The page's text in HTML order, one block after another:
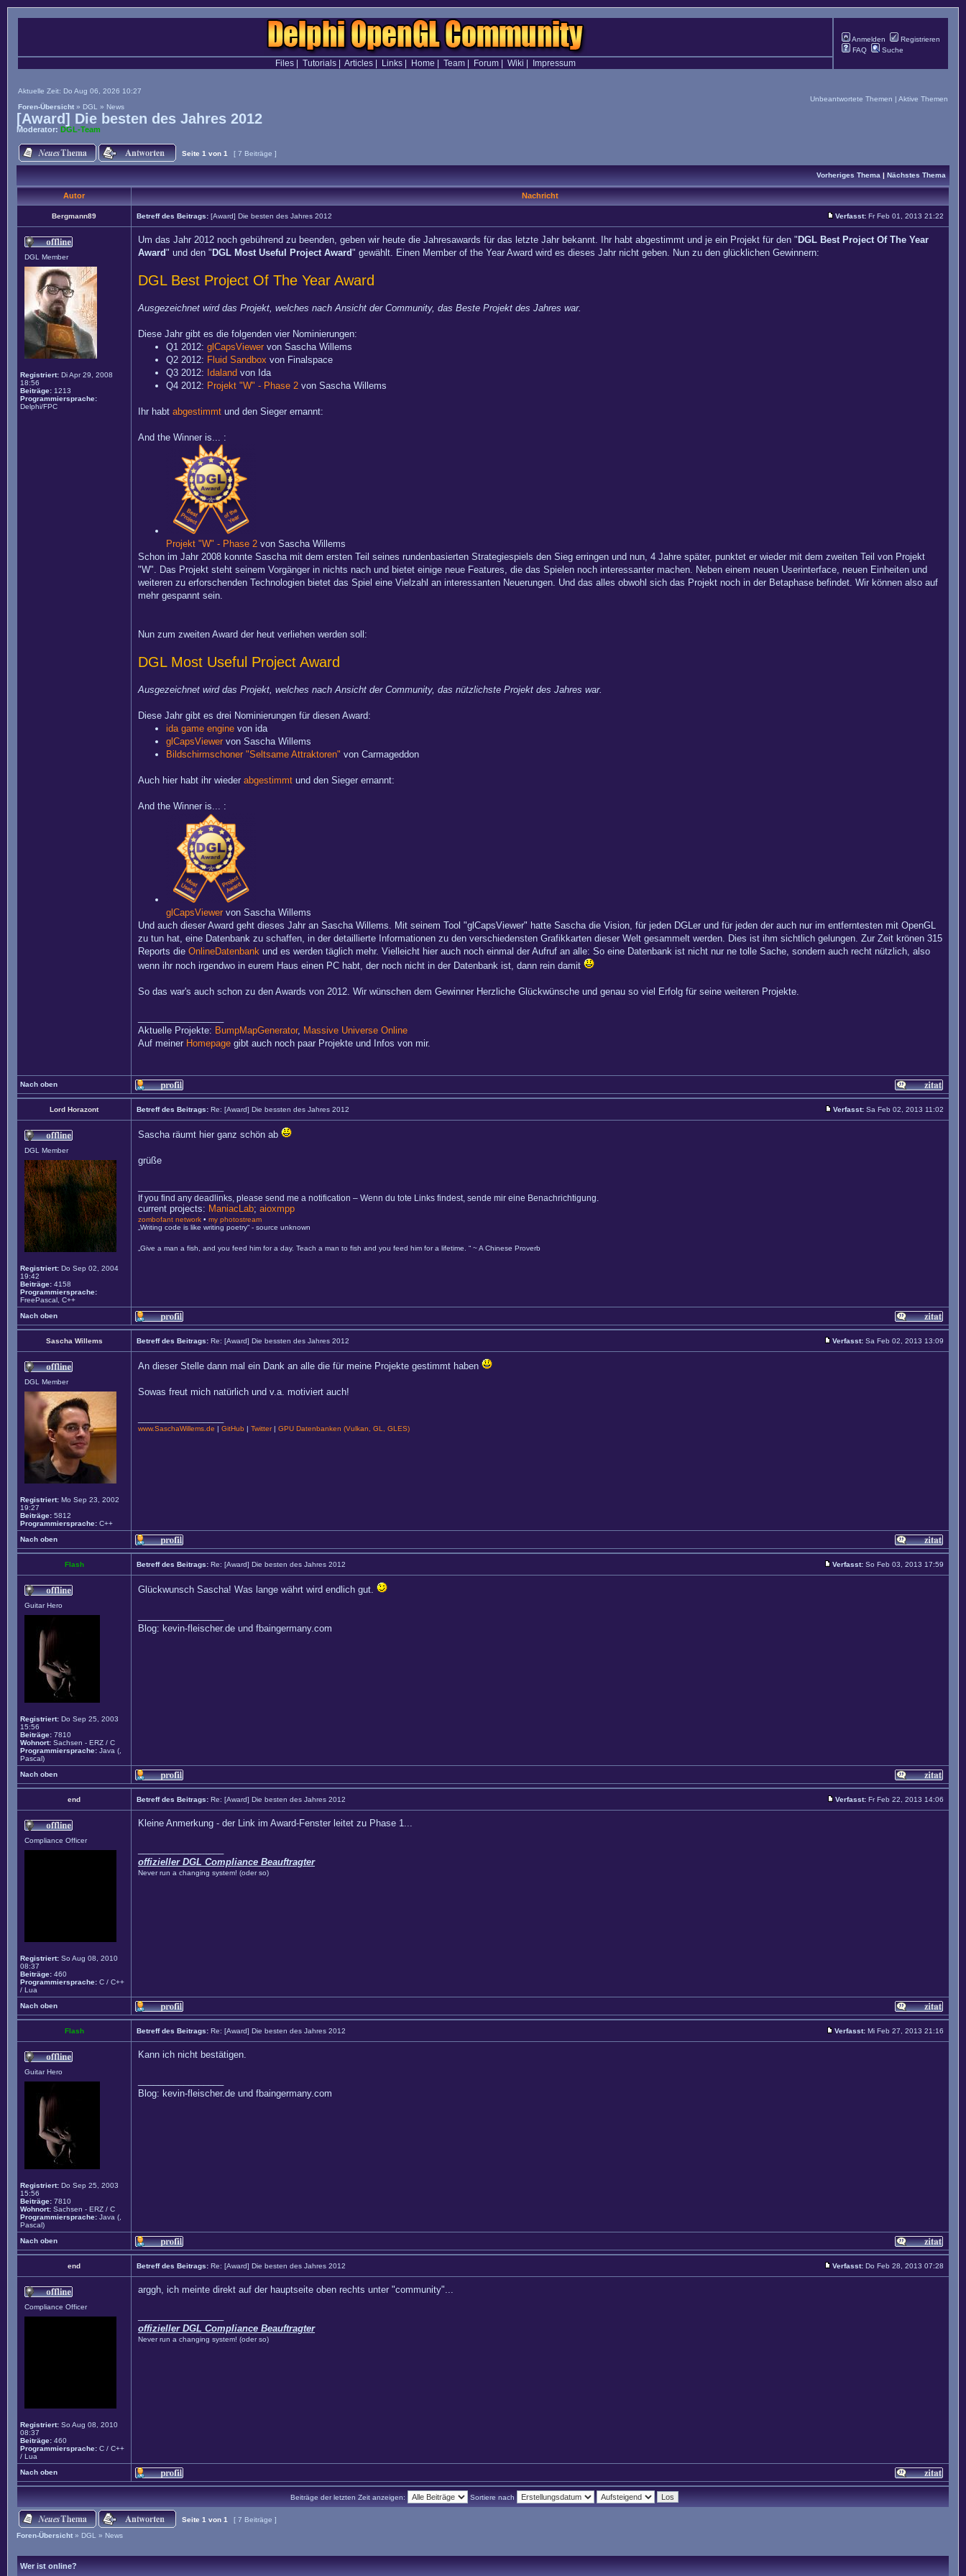
Anmelden
Registrieren
FAQ
Suche
Files| Tutorials| Articles| Links| Home Team| Forum| Wiki Impressum
Aktuelle Zeit: Do Aug 06, 2026 10:27
Foren-Übersicht » DGL » News
Unbeantwortete Themen | Aktive Themen
[Award] Die besten des Jahres 2012
Moderator: DGL-Team
Seite 1 von 1 [ 7 Beiträge ]
Vorheriges Thema | Nächstes Thema
Autor Nachricht
Bergmann89 Betreff des Beitrags: [Award] Die besten des Jahres 2012 Verfasst: Fr Feb 01, 2013 21:22
DGL Member
Registriert: Di Apr 29, 2008
18:56
Beiträge: 1213
Programmiersprache:
Delphi/FPC
Um das Jahr 2012 noch gebührend zu beenden, geben wir heute die Jahresawards für das letzte Jahr bekannt. Ihr habt abgestimmt und je ein Projekt für den " DGL Best Project Of The Year
Award" und den " DGL Most Useful Project Award" gewählt. Einen Member of the Year Award wird es dieses Jahr nicht geben. Nun zu den glücklichen Gewinnern:
DGL Best Project Of The Year Award
Ausgezeichnet wird das Projekt, welches nach Ansicht der Community, das Beste Projekt des Jahres war.
Diese Jahr gibt es die folgenden vier Nominierungen:
Q1 2012: glCapsViewer von Sascha Willems
Q2 2012: Fluid Sandbox von Finalspace
Q3 2012: Idaland von Ida
Q4 2012: Projekt "W" - Phase 2 von Sascha Willems
Ihr habt abgestimmt und den Sieger ernannt:
And the Winner is... :
Projekt "W" - Phase 2 von Sascha Willems
Schon im Jahr 2008 konnte Sascha mit dem ersten Teil seines rundenbasierten Strategiespiels den Sieg erringen und nun, 4 Jahre später, punktet er wieder mit dem zweiten Teil von Projekt
"W". Das Projekt steht seinem Vorgänger in nichts nach und bietet einige neue Features, die das Spielen noch interessanter machen. Neben einem neuen Userinterface, neuen Einheiten und
weiteren zu erforschenden Technologien bietet das Spiel eine Vielzahl an interessanten Neuerungen. Und das alles obwohl sich das Projekt noch in der Betaphase befindet. Wir können also auf
mehr gespannt sein.
Nun zum zweiten Award der heut verliehen werden soll:
DGL Most Useful Project Award
Ausgezeichnet wird das Projekt, welches nach Ansicht der Community, das nützlichste Projekt des Jahres war.
Diese Jahr gibt es drei Nominierungen für diesen Award:
ida game engine von ida
glCapsViewer von Sascha Willems
Bildschirmschoner "Seltsame Attraktoren" von Carmageddon
Auch hier habt ihr wieder abgestimmt und den Sieger ernannt:
And the Winner is... :
glCapsViewer von Sascha Willems
Und auch dieser Award geht dieses Jahr an Sascha Willems. Mit seinem Tool "glCapsViewer" hatte Sascha die Vision, für jeden DGLer und für jeden der auch nur im entferntesten mit OpenGL
zu tun hat, eine Datenbank zu schaffen, in der detaillierte Informationen zu den verschiedensten Grafikkarten dieser Welt gesammelt werden. Dies ist ihm sichtlich gelungen. Zur Zeit krönen 315
Reports die OnlineDatenbank und es werden täglich mehr. Vielleicht hier auch noch einmal der Aufruf an alle: So eine Datenbank ist nicht nur ne tolle Sache, sondern auch recht nützlich, also
wenn ihr noch irgendwo in eurem Haus einen PC habt, der noch nicht in der Datenbank ist, dann rein damit
So das war's auch schon zu den Awards von 2012. Wir wünschen dem Gewinner Herzliche Glückwünsche und genau so viel Erfolg für seine weiteren Projekte.
Aktuelle Projekte: BumpMapGenerator, Massive Universe Online
Auf meiner Homepage gibt auch noch paar Projekte und Infos von mir.
Nach oben
Lord Horazont Betreff des Beitrags: Re: [Award] Die bessten des Jahres 2012 Verfasst: Sa Feb 02, 2013 11:02
DGL Member
Registriert: Do Sep 02, 2004
19:42
Beiträge: 4158
Programmiersprache:
FreePascal, C++
Sascha räumt hier ganz schön ab
grüße
If you find any deadlinks, please send me a notification – Wenn du tote Links findest, sende mir eine Benachrichtigung.
current projects: ManiacLab; aioxmpp
zombofant network • my photostream
„Writing code is like writing poetry“ - source unknown
„Give a man a fish, and you feed him for a day. Teach a man to fish and you feed him for a lifetime. “ ~ A Chinese Proverb
Nach oben
Sascha Willems Betreff des Beitrags: Re: [Award] Die bessten des Jahres 2012 Verfasst: Sa Feb 02, 2013 13:09
DGL Member
Registriert: Mo Sep 23, 2002
19:27
Beiträge: 5812
Programmiersprache: C++
An dieser Stelle dann mal ein Dank an alle die für meine Projekte gestimmt haben
Sowas freut mich natürlich und v.a. motiviert auch!
www.SaschaWillems.de | GitHub | Twitter| GPU Datenbanken (Vulkan, GL, GLES)
Nach oben
Flash Betreff des Beitrags: Re: [Award] Die besten des Jahres 2012 Verfasst: So Feb 03, 2013 17:59
Guitar Hero
Registriert: Do Sep 25, 2003
15:56
Beiträge: 7810
Wohnort: Sachsen - ERZ / C
Programmiersprache: Java (,
Pascal)
Glückwunsch Sascha! Was lange währt wird endlich gut.
Blog: kevin-fleischer.de und fbaingermany.com
Nach oben
end Betreff des Beitrags: Re: [Award] Die besten des Jahres 2012 Verfasst: Fr Feb 22, 2013 14:06
Compliance Officer
Registriert: So Aug 08, 2010
08:37
Beiträge: 460
Programmiersprache: C / C++
/ Lua
Kleine Anmerkung - der Link im Award-Fenster leitet zu Phase 1...
offizieller DGL Compliance Beauftragter
Never run a changing system! (oder so)
Nach oben
Flash Betreff des Beitrags: Re: [Award] Die besten des Jahres 2012 Verfasst: Mi Feb 27, 2013 21:16
Guitar Hero
Registriert: Do Sep 25, 2003
15:56
Beiträge: 7810
Wohnort: Sachsen - ERZ / C
Programmiersprache: Java (,
Pascal)
Kann ich nicht bestätigen.
Blog: kevin-fleischer.de und fbaingermany.com
Nach oben
end Betreff des Beitrags: Re: [Award] Die besten des Jahres 2012 Verfasst: Do Feb 28, 2013 07:28
Compliance Officer
Registriert: So Aug 08, 2010
08:37
Beiträge: 460
Programmiersprache: C / C++
/ Lua
arggh, ich meinte direkt auf der hauptseite oben rechts unter "community"...
offizieller DGL Compliance Beauftragter
Never run a changing system! (oder so)
Nach oben
Beiträge der letzten Zeit anzeigen: Sortiere nach
Seite 1 von 1
[ 7 Beiträge ]
Foren-Übersicht » DGL » News
Wer ist online?